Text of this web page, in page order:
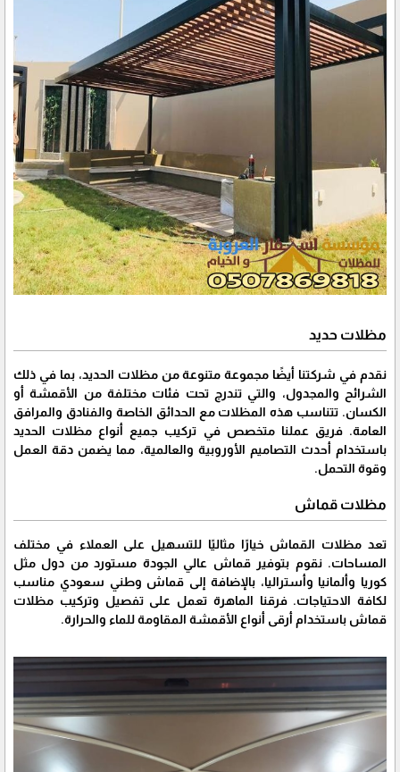
مظلات حديد
نقدم في شركتنا أيضًا مجموعة متنوعة من مظلات الحديد، بما في ذلك
الشرائح والمجدول، والتي تندرج تحت فئات مختلفة من الأقمشة أو
الكسان. تتناسب هذه المظلات مع الحدائق الخاصة والفنادق والمرافق
العامة. فريق عملنا متخصص في تركيب جميع أنواع مظلات الحديد
باستخدام أحدث التصاميم الأوروبية والعالمية، مما يضمن دقة العمل
وقوة التحمل.
مظلات قماش
تعد مظلات القماش خيارًا مثاليًا للتسهيل على العملاء في مختلف
المساحات. نقوم بتوفير قماش عالي الجودة مستورد من دول مثل
كوريا وألمانيا وأستراليا، بالإضافة إلى قماش وطني سعودي مناسب
لكافة الاحتياجات. فرقنا الماهرة تعمل على تفصيل وتركيب مظلات
قماش باستخدام أرقى أنواع الأقمشة المقاومة للماء والحرارة.